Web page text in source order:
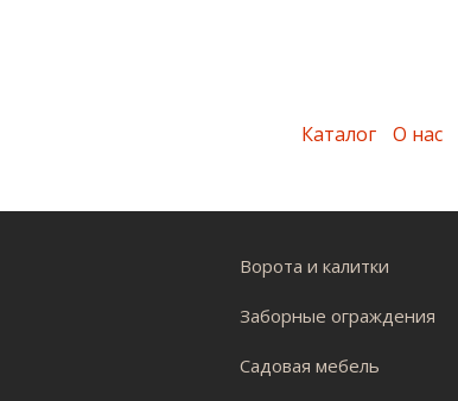
Каталог О нас
Ворота и калитки
Заборные ограждения
Садовая мебель